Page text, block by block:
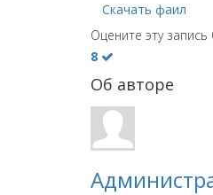
Скачать фаил
Оцените эту запись
8
Об авторе